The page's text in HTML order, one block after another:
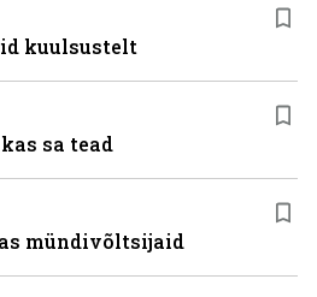
kuulsustelt
sa tead
mündivõltsijaid